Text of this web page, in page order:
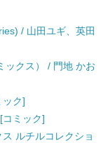
/ 山田ユギ、英田
ックス） / 門地 かお
ック]
ミック]
ルチルコレクショ